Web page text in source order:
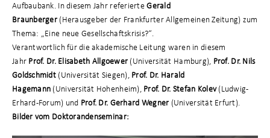
Aufbaubank. In diesem Jahr referierteGerald
Braunberger(Herausgeber der Frankfurter Allgemeinen Zeitung) zum
Thema: „Eine neue Gesellschaftskrisis?“.
Verantwortlich für die akademische Leitung waren in diesem
Jahr Prof. Dr. Elisabeth Allgoewer(Universität Hamburg), Prof. Dr. Nils
Goldschmidt (Universität Siegen), Prof. Dr. Harald
Hagemann (Universität Hohenheim), Prof. Dr. Stefan Kolev(Ludwig-
Erhard-Forum) und Prof. Dr. Gerhard Wegner (Universität Erfurt).
Bilder vom Doktorandenseminar: